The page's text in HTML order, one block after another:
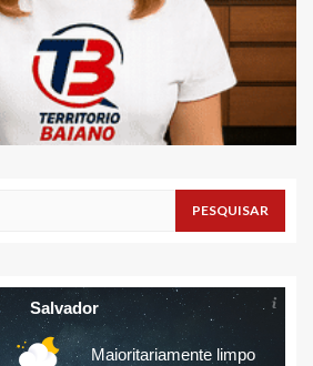
Salvador
Maioritariamente limpo